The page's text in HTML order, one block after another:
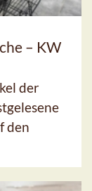
– KW
der
den